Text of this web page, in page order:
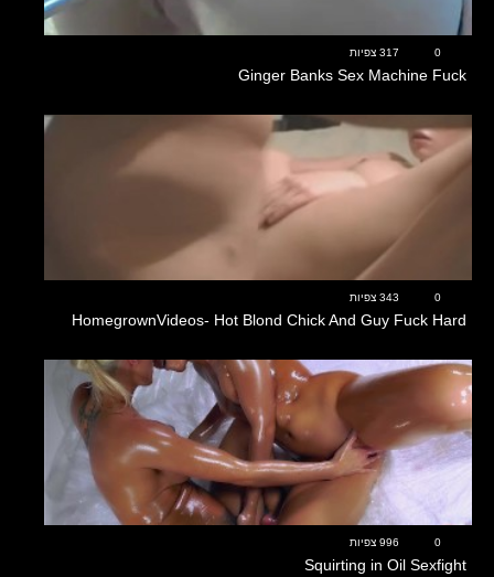
19:01
0 317 צפיות
Ginger Banks Sex Machine Fuck
0 343 צפיות
HomegrownVideos- Hot Blond Chick And Guy Fuck Hard
0 996 צפיות
Squirting in Oil Sexfight